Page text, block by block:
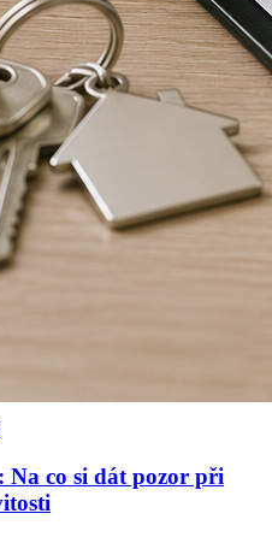
Na co si dát pozor při